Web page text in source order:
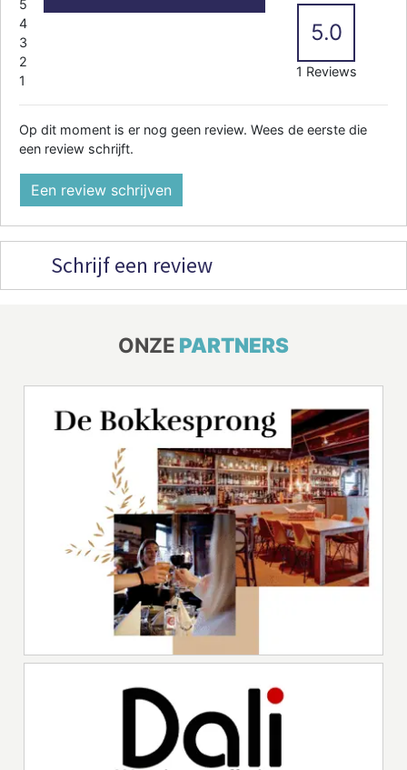
5
4
3
2
1
5.0
1 Reviews
Op dit moment is er nog geen review. Wees de eerste die
een review schrijft.
Een review schrijven
Schrijf een review
ONZE PARTNERS